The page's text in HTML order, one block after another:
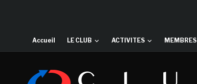
Accueil LE CLUB ACTIVITES MEMBRES